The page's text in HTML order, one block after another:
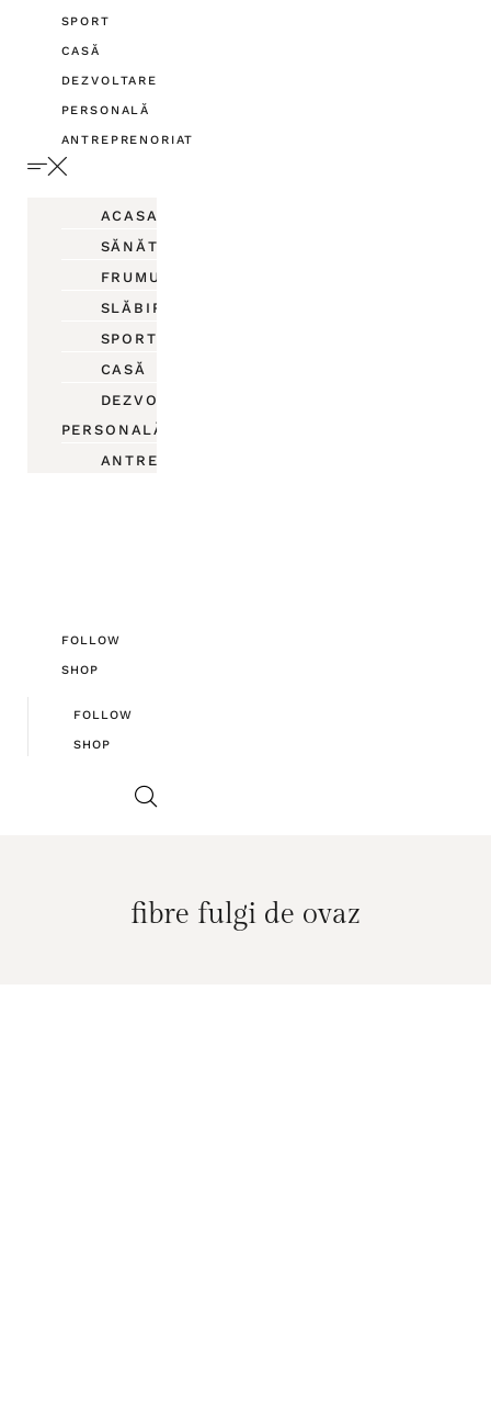
SPORT
CASĂ
DEZVOLTARE
PERSONALĂ
ANTREPRENORIAT
ACASA
SĂNĂTATE
FRUMUSEȚE
SLĂBIRE
SPORT
CASĂ
DEZVOLTARE
PERSONALĂ
ANTREPRENORIAT
FOLLOW
SHOP
FOLLOW
SHOP
fibre fulgi de ovaz